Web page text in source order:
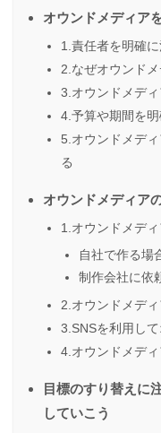
オウンドメディア
1.責任者を明確に
2.なぜオウンド
3.オウンドメデ
4.予算や期間を
5.オウンドメデ
る
オウンドメディア
1.オウンドメデ
自社で作る場
制作会社に依
2.オウンドメデ
3.SNSを利用し
4.オウンドメデ
目標のすり替えに
していこう